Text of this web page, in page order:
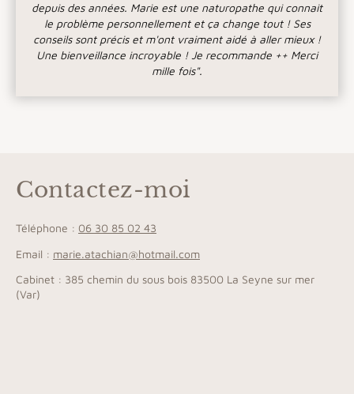
depuis des années. Marie est une naturopathe qui connait
le problème personnellement et ça change tout ! Ses
conseils sont précis et m'ont vraiment aidé à aller mieux !
Une bienveillance incroyable ! Je recommande ++ Merci
mille fois".
Contactez-moi
Téléphone : 06 30 85 02 43
Email : marie.atachian@hotmail.com
Cabinet : 385 chemin du sous bois 83500 La Seyne sur mer
(Var)